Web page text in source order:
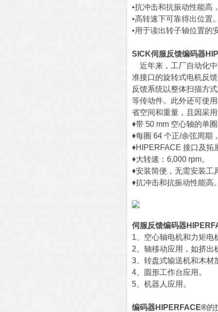
•抗冲击和抗振动性能高
•高转速下可靠得出位置
•用于读出转子轴位置的
SICK伺服反馈编码器
近年来，工厂自动化中
准接口的旋转式电机反
反馈系统以整体扫描方
等传动件。此外还可使
省空间和重量，且因采
♦带 50 mm 空心轴的单
♦每圈 64 个正/余弦周期
♦HIPERFACE 接口及拓
♦大转速：6,000 rpm。
♦安装简便，无需安装工
♦抗冲击和抗振动性能高
伺服反馈编码器
1、空心轴电机和力矩电
2、轴移动应用，如挤出
3、转盘式输送机和木材
4、圆形工作台应用。
5、机器人应用。
编码器HIPERFACE®的